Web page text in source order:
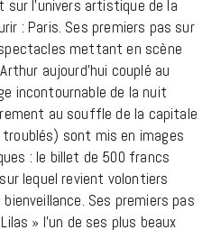
l’univers artistique de la
: Paris. Ses premiers pas sur
mettant en scène
aujourd’hui couplé au
incontournable de la nuit
au souffle de la capitale
sont mis en images
: le billet de 500 francs
lequel revient volontiers
Ses premiers pas
» l’un de ses plus beaux